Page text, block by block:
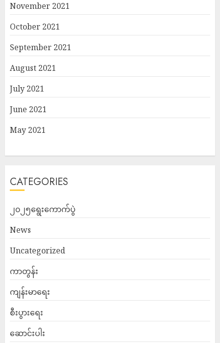
November 2021
October 2021
September 2021
August 2021
July 2021
June 2021
May 2021
CATEGORIES
၂၀၂၅ရွေးကောက်ပွဲ
News
Uncategorized
ကာတွန်း
ကျန်းမာရေး
စီးပွားရေး
ဆောင်းပါး